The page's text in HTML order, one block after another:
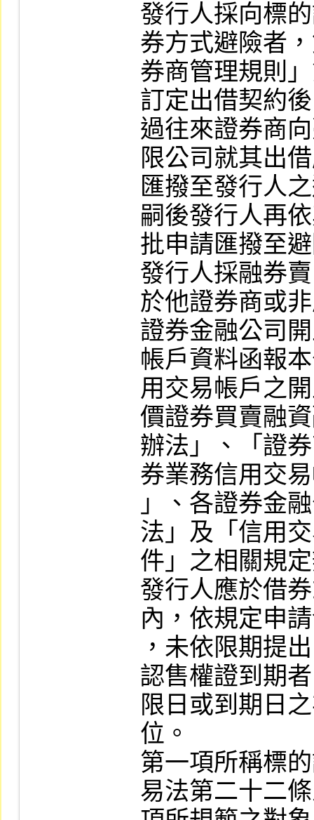
發行人採向標
券方式避險者
券商管理規則
訂定出借契約
過往來證券商
限公司就其出
匯撥至發行人
嗣後發行人再
批申請匯撥至
發行人採融券
於他證券商或
證券金融公司
帳戶資料函報
用交易帳戶之
價證券買賣融
辦法」、「證
券業務信用交
」、各證券金
法」及「信用
件」之相關規
發行人應於借
內，依規定申
，未依限期提
認售權證到期
限日或到期日
位。
第一項所稱標
易法第二十二